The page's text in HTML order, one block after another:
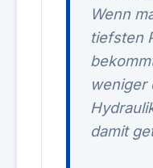
Wenn
tiefsten
weniger
damit